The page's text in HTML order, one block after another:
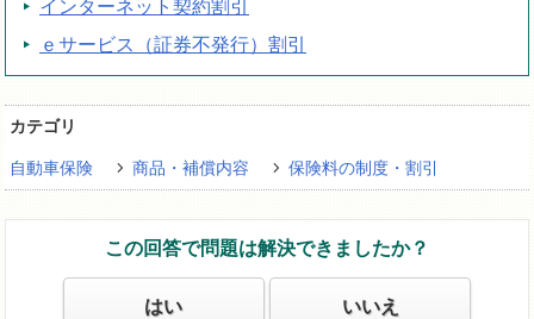
インターネット契約割引
ｅサービス（証券不発行）割引
カテゴリ
自動車保険 商品・補償内容 保険料の制度・割引
この回答で問題は解決できましたか？
はい いいえ